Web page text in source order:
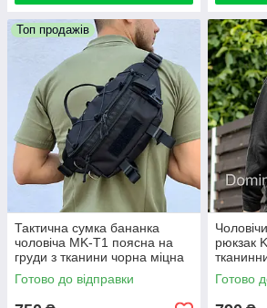
Топ продажів
Тактична сумка бананка
чоловіча MK-T1 поясна на
груди з тканини чорна міцна
Готово до відправки
рюкзак
Готово